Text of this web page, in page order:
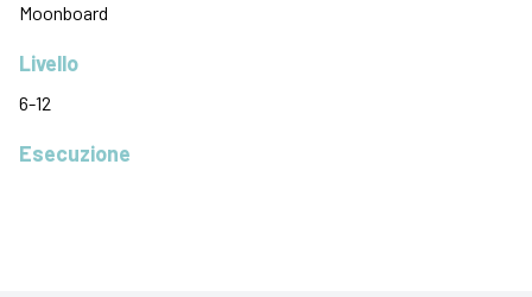
Moonboard
Livello
6-12
Esecuzione